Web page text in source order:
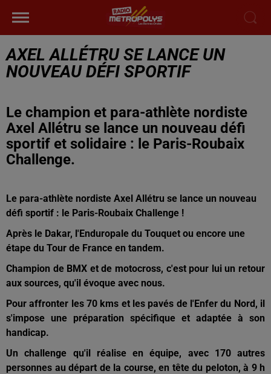
AXEL ALLÉTRU SE LANCE UN
NOUVEAU DÉFI SPORTIF
Le champion et para-athlète nordiste
Axel Allétru se lance un nouveau défi
sportif et solidaire : le Paris-Roubaix
Challenge.
Le para-athlète nordiste Axel Allétru se lance un nouveau
défi sportif : le Paris-Roubaix Challenge !
Après le Dakar, l'Enduropale du Touquet ou encore une
étape du Tour de France en tandem.
Champion de BMX et de motocross, c'est pour lui un retour
aux sources, qu'il évoque avec nous.
Pour affronter les 70 kms et les pavés de l'Enfer du Nord, il
s'impose une préparation spécifique et adaptée à son
handicap.
Un challenge qu'il réalise en équipe, avec 170 autres
personnes au départ de la course, en tête du peloton, à 9 h